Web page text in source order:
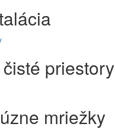
priestory
mriežky